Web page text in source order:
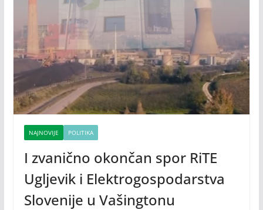
NAJNOVIJE POLITIKA
I zvanično okončan spor RiTE
Ugljevik i Elektrogospodarstva
Slovenije u Vašingtonu